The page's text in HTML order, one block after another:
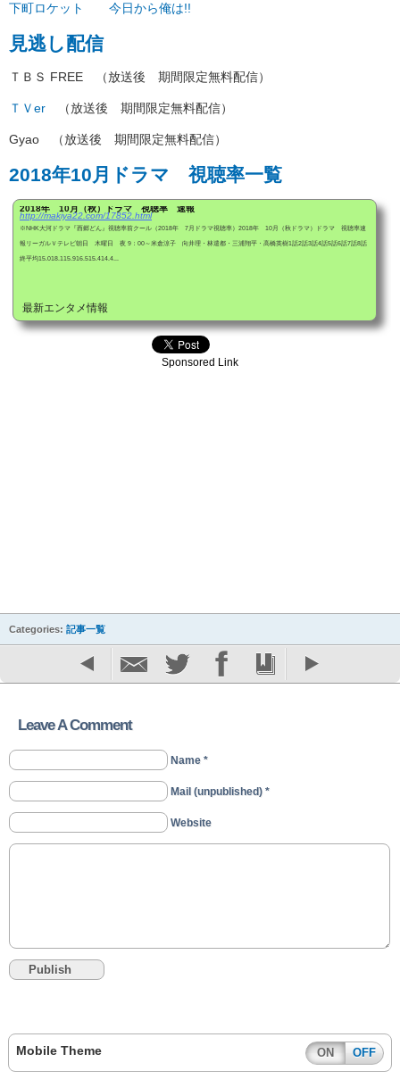
下町ロケット 今日から俺は!!
見逃し配信
ＴＢＳ FREE （放送後 期間限定無料配信）
ＴＶer （放送後 期間限定無料配信）
Gyao （放送後 期間限定無料配信）
2018年10月ドラマ 視聴率一覧
2018年 10月（秋）ドラマ 視聴率 速報
http://makiya22.com/17852.html
※NHK大河ドラマ『西郷どん』視聴率前クール（2018年 7月ドラマ視聴率）2018年 10月（秋ドラマ）ドラマ 視聴率速
報リーガルＶテレビ朝日 木曜日 夜 9：00～米倉涼子 向井理・林遣都・三浦翔平・高橋英樹1話2話3話4話5話6話7話8話
終平均15.018.115.916.515.414.4...
最新エンタメ情報
Sponsored Link
Categories: 記事一覧
Leave A Comment
Name *
Mail (unpublished) *
Website
Mobile Theme ON OFF